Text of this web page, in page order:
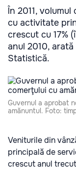
În 2011,
cu activitate
crescut cu 17%
anul 2010,
Statistică.
Guvernul a aprobat
amănuntul. Foto:
Veniturile din
principală de
crescut anul